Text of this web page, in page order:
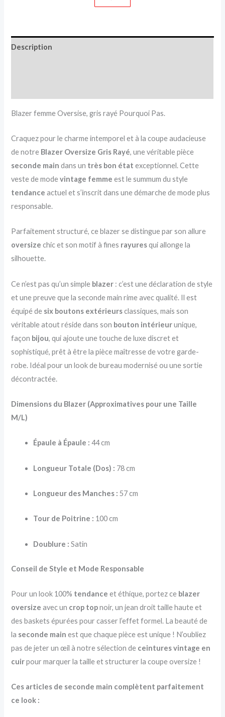
Description
Blazer femme Oversise, gris rayé Pourquoi Pas.
Craquez pour le charme intemporel et à la coupe audacieuse
de notre Blazer Oversize Gris Rayé, une véritable pièce
seconde main dans un très bon état exceptionnel. Cette
veste de modevintage femme est le summum du style
tendance actuel et s’inscrit dans une démarche de mode plus
responsable.
Parfaitement structuré, ce blazer se distingue par son allure
oversize chic et son motif à fines rayuresqui allonge la
silhouette.
Ce n’est pas qu’un simple blazer : c’est une déclaration de style
et une preuve que la seconde main rime avec qualité. Il est
équipé de six boutons extérieursclassiques, mais son
véritable atout réside dans son bouton intérieurunique,
façon bijou, qui ajoute une touche de luxe discret et
sophistiqué, prêt à être la pièce maîtresse de votre garde-
robe. Idéal pour un look de bureau modernisé ou une sortie
décontractée.
Dimensions du Blazer (Approximatives pour une Taille
M/L)
Épaule à Épaule : 44 cm
Longueur Totale (Dos) : 78 cm
Longueur des Manches : 57 cm
Tour de Poitrine : 100 cm
Doublure : Satin
Conseil de Style et Mode Responsable
Pour un look 100% tendance et éthique, portez ce blazer
oversize avec un crop topnoir, un jean droit taille haute et
des baskets épurées pour casser l’effet formel. La beauté de
la seconde main est que chaque pièce est unique ! N’oubliez
pas de jeter un œil à notre sélection de ceintures vintage en
cuirpour marquer la taille et structurer la coupe oversize !
Ces articles de seconde main complètent parfaitement
ce look :